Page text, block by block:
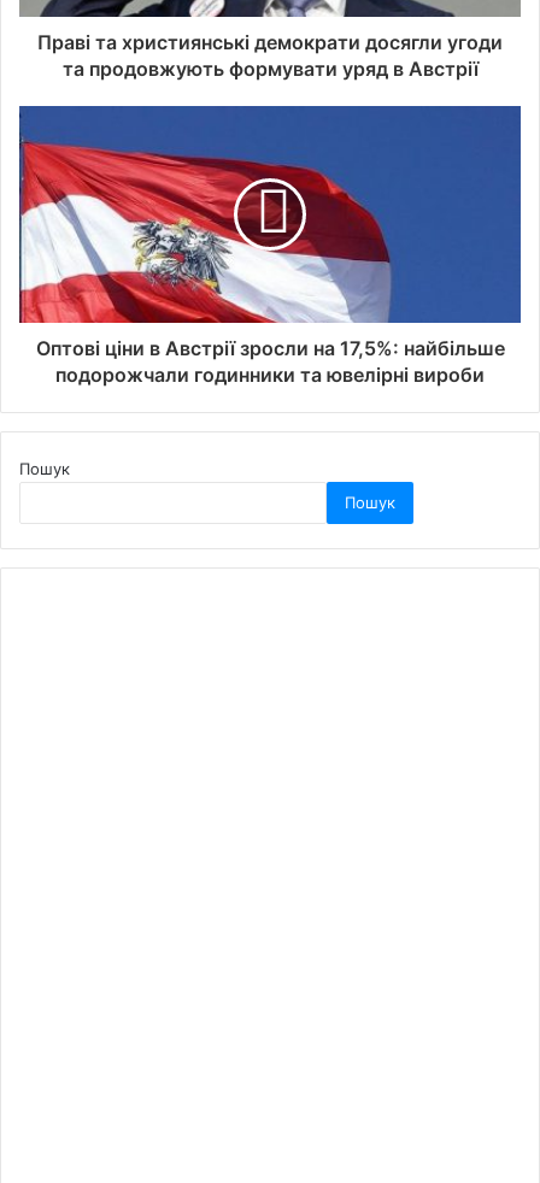
Праві та християнські демократи досягли угоди
та продовжують формувати уряд в Австрії
Оптові ціни в Австрії зросли на 17,5%: найбільше
подорожчали годинники та ювелірні вироби
Пошук
Пошук